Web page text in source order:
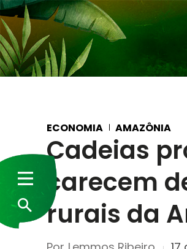
ECONOMIA AMAZÔNIA
Cadeias
carecem
rurais da